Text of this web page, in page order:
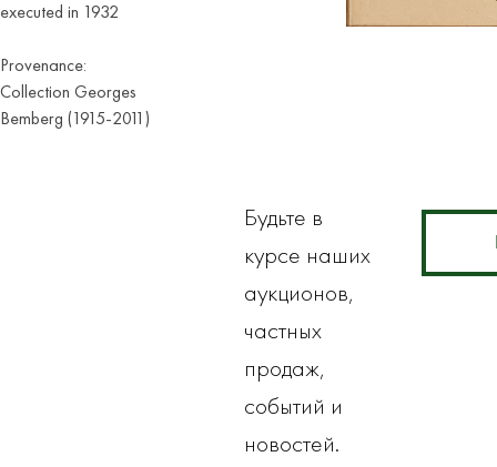
executed in 1932
Provenance:
Collection Georges
Bemberg (1915-2011)
Будьте в
курсе наших
аукционов,
частных
продаж,
событий и
новостей.